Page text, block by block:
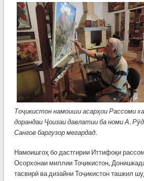
Тоҷикистон намоиши асарҳои Рассоми
дорандаи Ҷоизаи давлатии ба номи А.
Сангов баргузор мегардад.
Намоишгоҳ бо дастгирии Иттифоқи
Осорхонаи миллии Тоҷикистон,
тасвирӣ ва дизайни Тоҷикистон ташкил